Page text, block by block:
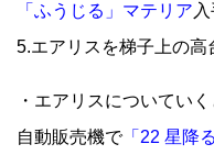
「ふうじる」マテリア
5.エアリスを梯子上の高
・エアリスについてい
自動販売機で「22 星降